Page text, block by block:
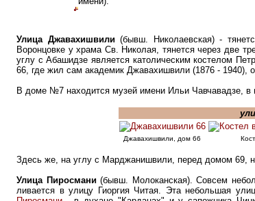
Улица Джавахишвили(бывш. Николаевская) -
Воронцовке у храма Св. Николая, тянется через две
углу с Абашидзе является католическим костелом
66, где жил сам академик Джавахишвили (1876 - 1940),
В доме №7 находится музей имени Ильи Чавчавадзе,
Джавахишвили, дом 66
Здесь же, на углу с Марджанишвили, перед домом 69,
Улица Пиросмани(бывш. Молоканская). Совсем
ливается в улицу Гиоргия Читая. Эта небольшая